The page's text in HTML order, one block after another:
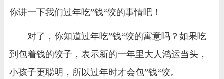
你讲一下我们过年吃”钱“饺的事情吧！
对了，你知道过年吃”钱“饺的寓意吗？如果吃
到包着钱的饺子，表示新的一年里大人鸿运当头，
小孩子更聪明，所以过年时才会包”钱“饺。